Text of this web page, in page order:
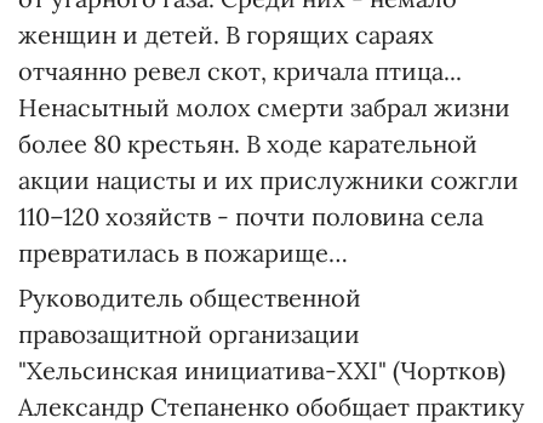
женщин и детей. В горящих сараях
отчаянно ревел скот, кричала птица...
Ненасытный молох смерти забрал жизни
более 80 крестьян. В ходе карательной
акции нацисты и их прислужники сожгли
110–120 хозяйств - почти половина села
превратилась в пожарище…
Руководитель общественной
правозащитной организации
"Хельсинская инициатива-XXI" (Чортков)
Александр Степаненко обобщает практику